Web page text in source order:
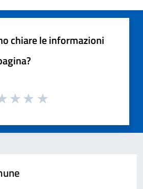
chiare le informazioni